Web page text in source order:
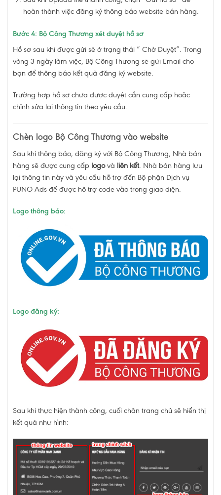
hoàn thành việc đăng ký thông báo website bán hàng.
Bước 4: Bộ Công Thương xét duyệt hồ sơ
Hồ sơ sau khi được gửi sẽ ở trạng thái “ Chờ Duyệt”. Trong
vòng 3 ngày làm việc, Bộ Công Thương sẽ gửi Email cho
bạn để thông báo kết quả đăng ký website.
Trường hợp hồ sơ chưa được duyệt cần cung cấp hoặc
chỉnh sửa lại thông tin theo yêu cầu.
Chèn logo Bộ Công Thương vào website
Sau khi thông báo, đăng ký với Bộ Công Thương, Nhà bán
hàng sẽ được cung cấp logovà liên kết. Nhà bán hàng lưu
lại thông tin này và yêu cầu hỗ trợ đến Bộ phận Dịch vụ
PUNO Ads để được hỗ trợ code vào trong giao diện.
Logo thông báo:
Logo đăng ký:
Sau khi thực hiện thành công, cuối chân trang chủ sẽ hiển thị
kết quả như hình: